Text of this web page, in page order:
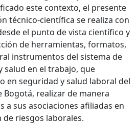
este contexto, el presente
técnico-científica se realiza con
el punto de vista científico y
de herramientas, formatos,
instrumentos del sistema de
salud en el trabajo, que
en seguridad y salud laboral del
Bogotá, realizar de manera
a sus asociaciones afiliadas en
riesgos laborales.